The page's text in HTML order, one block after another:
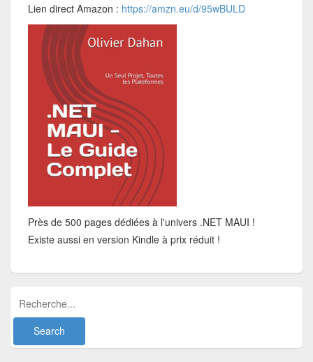
Lien direct Amazon : https://amzn.eu/d/95wBULD
Près de 500 pages dédiées à l'univers .NET MAUI !
Existe aussi en version Kindle à prix réduit !